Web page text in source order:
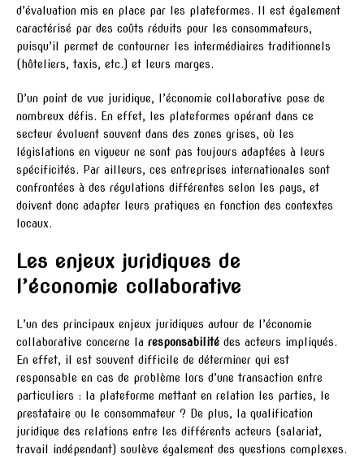
d’évaluation mis en place par les plateformes. Il est également
caractérisé par des coûts réduits pour les consommateurs,
puisqu’il permet de contourner les intermédiaires traditionnels
(hôteliers, taxis, etc.) et leurs marges.
D’un point de vue juridique, l’économie collaborative pose de
nombreux défis. En effet, les plateformes opérant dans ce
secteur évoluent souvent dans des zones grises, où les
législations en vigueur ne sont pas toujours adaptées à leurs
spécificités. Par ailleurs, ces entreprises internationales sont
confrontées à des régulations différentes selon les pays, et
doivent donc adapter leurs pratiques en fonction des contextes
locaux.
Les enjeux juridiques de
l’économie collaborative
L’un des principaux enjeux juridiques autour de l’économie
collaborative concerne la responsabilité des acteurs impliqués.
En effet, il est souvent difficile de déterminer qui est
responsable en cas de problème lors d’une transaction entre
particuliers : la plateforme mettant en relation les parties, le
prestataire ou le consommateur ? De plus, la qualification
juridique des relations entre les différents acteurs (salariat,
travail indépendant) soulève également des questions complexes.